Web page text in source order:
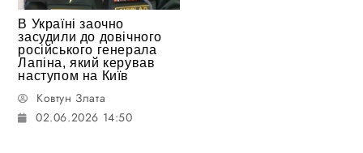
В Україні заочно
засудили до довічного
російського генерала
Лапіна, який керував
наступом на Київ
Ковтун Злата
02.06.2026 14:50